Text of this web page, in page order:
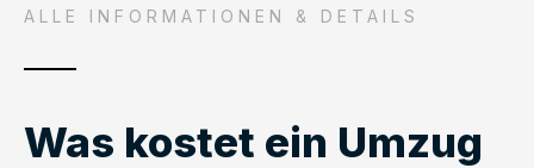
ALLE INFORMATIONEN & DETAILS
Was kostet ein Umzug